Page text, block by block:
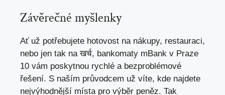
Závěrečné myšlenky
Ať už potřebujete hotovost na nákupy, restauraci,
nebo jen tak na खर्च, bankomaty mBank v Praze
10 vám poskytnou rychlé a bezproblémové
řešení. S naším průvodcem už víte, kde najdete
nejvýhodnější místa pro výběr peněz. Tak